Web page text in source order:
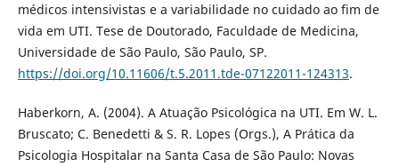
médicos intensivistas e a variabilidade no cuidado ao fim de
vida em UTI. Tese de Doutorado, Faculdade de Medicina,
Universidade de São Paulo, São Paulo, SP.
https://doi.org/10.11606/t.5.2011.tde-07122011-124313.
Haberkorn, A. (2004). A Atuação Psicológica na UTI. Em W. L.
Bruscato; C. Benedetti & S. R. Lopes (Orgs.), A Prática da
Psicologia Hospitalar na Santa Casa de São Paulo: Novas